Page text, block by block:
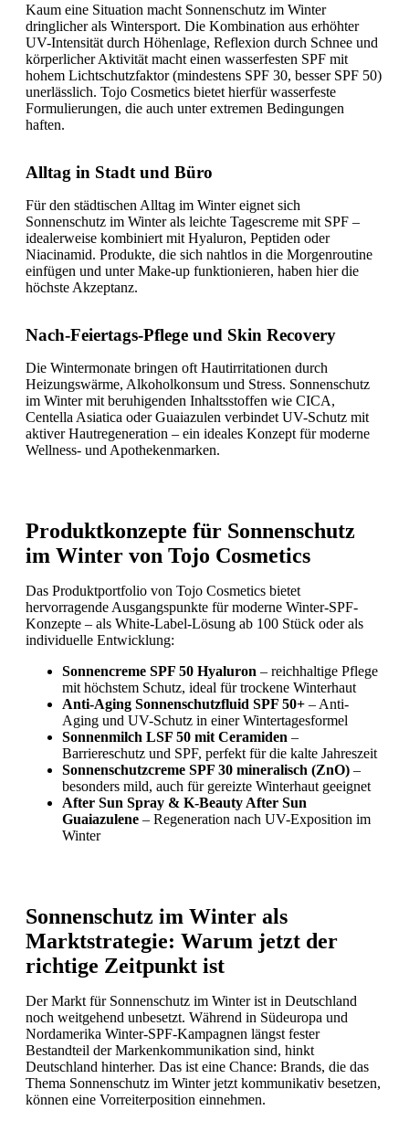
Kaum eine Situation macht Sonnenschutz im Winter
dringlicher als Wintersport. Die Kombination aus erhöhter
UV-Intensität durch Höhenlage, Reflexion durch Schnee und
körperlicher Aktivität macht einen wasserfesten SPF mit
hohem Lichtschutzfaktor (mindestens SPF 30, besser SPF 50)
unerlässlich. Tojo Cosmetics bietet hierfür wasserfeste
Formulierungen, die auch unter extremen Bedingungen
haften.
Alltag in Stadt und Büro
Für den städtischen Alltag im Winter eignet sich
Sonnenschutz im Winter als leichte Tagescreme mit SPF –
idealerweise kombiniert mit Hyaluron, Peptiden oder
Niacinamid. Produkte, die sich nahtlos in die Morgenroutine
einfügen und unter Make-up funktionieren, haben hier die
höchste Akzeptanz.
Nach-Feiertags-Pflege und Skin Recovery
Die Wintermonate bringen oft Hautirritationen durch
Heizungswärme, Alkoholkonsum und Stress. Sonnenschutz
im Winter mit beruhigenden Inhaltsstoffen wie CICA,
Centella Asiatica oder Guaiazulen verbindet UV-Schutz mit
aktiver Hautregeneration – ein ideales Konzept für moderne
Wellness- und Apothekenmarken.
Produktkonzepte für Sonnenschutz
im Winter von Tojo Cosmetics
Das Produktportfolio von Tojo Cosmetics bietet
hervorragende Ausgangspunkte für moderne Winter-SPF-
Konzepte – als White-Label-Lösung ab 100 Stück oder als
individuelle Entwicklung:
Sonnencreme SPF 50 Hyaluron – reichhaltige Pflege
mit höchstem Schutz, ideal für trockene Winterhaut
Anti-Aging Sonnenschutzfluid SPF 50+ – Anti-
Aging und UV-Schutz in einer Wintertagesformel
Sonnenmilch LSF 50 mit Ceramiden –
Barriereschutz und SPF, perfekt für die kalte Jahreszeit
Sonnenschutzcreme SPF 30 mineralisch (ZnO) –
besonders mild, auch für gereizte Winterhaut geeignet
After Sun Spray & K-Beauty After Sun
Guaiazulene – Regeneration nach UV-Exposition im
Winter
Sonnenschutz im Winter als
Marktstrategie: Warum jetzt der
richtige Zeitpunkt ist
Der Markt für Sonnenschutz im Winter ist in Deutschland
noch weitgehend unbesetzt. Während in Südeuropa und
Nordamerika Winter-SPF-Kampagnen längst fester
Bestandteil der Markenkommunikation sind, hinkt
Deutschland hinterher. Das ist eine Chance: Brands, die das
Thema Sonnenschutz im Winter jetzt kommunikativ besetzen,
können eine Vorreiterposition einnehmen.